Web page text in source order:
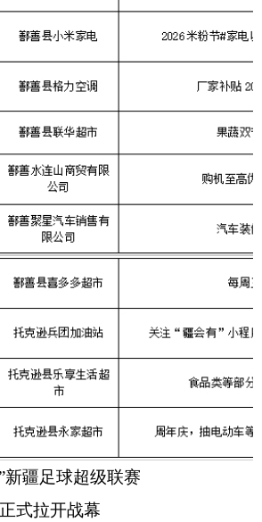
新疆足球超级联赛
式拉开战幕